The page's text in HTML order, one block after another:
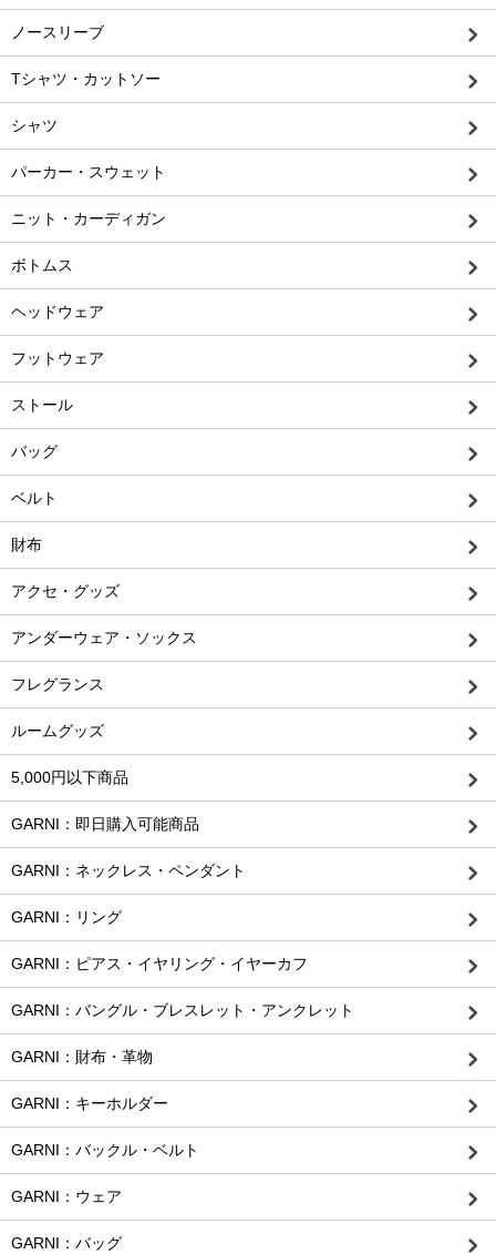
ノースリーブ
Tシャツ・カットソー
シャツ
パーカー・スウェット
ニット・カーディガン
ボトムス
ヘッドウェア
フットウェア
ストール
バッグ
ベルト
財布
アクセ・グッズ
アンダーウェア・ソックス
フレグランス
ルームグッズ
5,000円以下商品
GARNI：即日購入可能商品
GARNI：ネックレス・ペンダント
GARNI：リング
GARNI：ピアス・イヤリング・イヤーカフ
GARNI：バングル・ブレスレット・アンクレット
GARNI：財布・革物
GARNI：キーホルダー
GARNI：バックル・ベルト
GARNI：ウェア
GARNI：バッグ